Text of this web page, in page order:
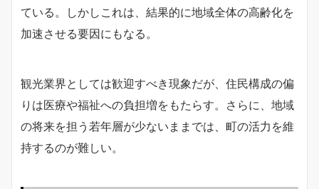
ている。しかしこれは、結果的に地域全体の高齢化を
加速させる要因にもなる。
観光業界としては歓迎すべき現象だが、住民構成の偏
りは医療や福祉への負担増をもたらす。さらに、地域
の将来を担う若年層が少ないままでは、町の活力を維
持するのが難しい。